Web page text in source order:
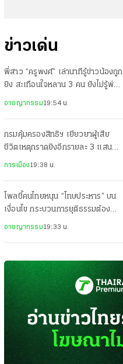
ข่าวเด่น
พี่สาว “ครูพงศ์” เล่านาทีรู้ข่าวน้องถูก
ยิง สะเทือนใจหลาน 3 คน ยังไม่รู้พ่อ
อาชญากรรม19:54 น.
กรมคุ้มครองสิทธิฯ เยียวยาผู้เสีย
ชีวิตเหตุกราดยิงอีกรายละ 3 แสน
เป็นคนละส่วนกับสำนักนายกฯ
การเมือง19:38 น.
โพลชี้คนไทยหนุน “โทษประหาร” บน
เงื่อนไข กระบวนการยุติธรรมต้อง
อาชญากรรม19:33 น.